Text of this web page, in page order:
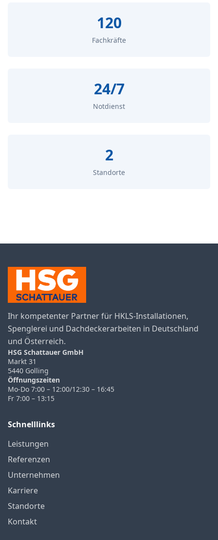
120
Fachkräfte
24/7
Notdienst
2
Standorte
Ihr kompetenter Partner für HKLS-Installationen,
Spenglerei und Dachdeckerarbeiten in Deutschland
und Österreich.
HSG Schattauer GmbH
Markt 31
5440 Golling
Öffnungszeiten
Mo-Do 7:00 – 12:00/12:30 – 16:45
Fr 7:00 – 13:15
Schnelllinks
Leistungen
Referenzen
Unternehmen
Karriere
Standorte
Kontakt